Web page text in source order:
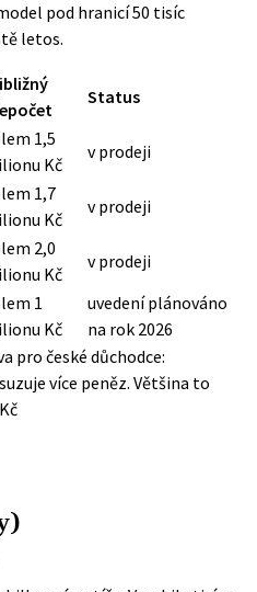
pod hranicí 50 tisíc
letos.
Status
1,5
Kč
v prodeji
1,7
Kč
v prodeji
2,0
Kč
v prodeji
1
Kč
uvedení plánováno
na rok 2026
pro české důchodce:
více peněz. Většina to